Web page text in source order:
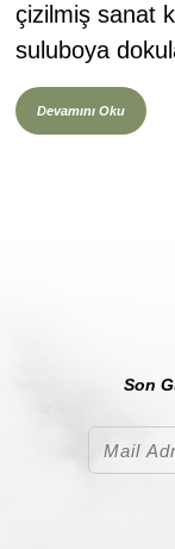
çizilmiş sanat
suluboya
Devamını Oku
Son